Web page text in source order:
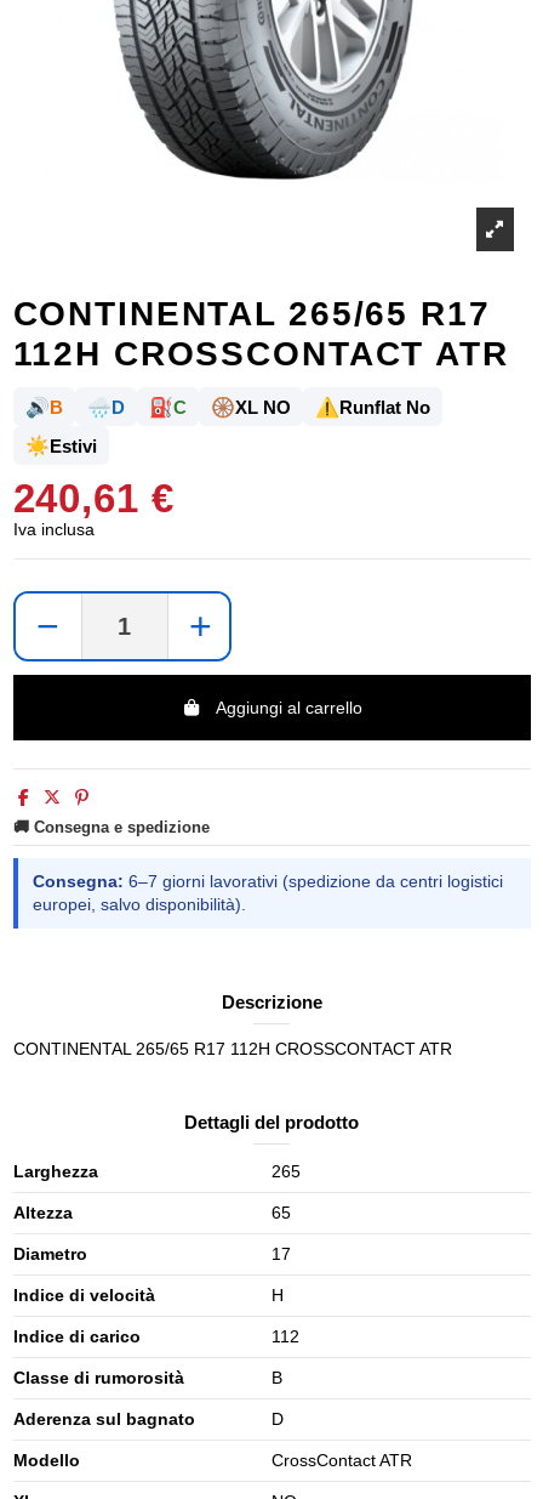
CONTINENTAL 265/65 R17
112H CROSSCONTACT ATR
🔊B 🌧️D ⛽C 🛞XL NO ⚠️Runflat No
☀️Estivi
240,61 €
Iva inclusa
− +
Aggiungi al carrello
🚚 Consegna e spedizione
Consegna: 6–7 giorni lavorativi (spedizione da centri logistici
europei, salvo disponibilità).
Descrizione
CONTINENTAL 265/65 R17 112H CROSSCONTACT ATR
Dettagli del prodotto
Larghezza 265
Altezza 65
Diametro 17
Indice di velocità H
Indice di carico 112
Classe di rumorosità B
Aderenza sul bagnato D
Modello CrossContact ATR